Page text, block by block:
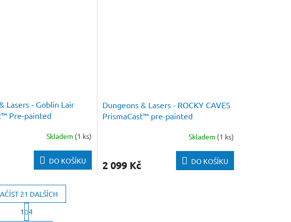
Lasers - Goblin Lair
Pre-painted
Skladem (1 ks)
DO KOŠÍKU
Dungeons & Lasers - ROCKY CAVES
PrismaCast™ pre-painted
Skladem (1 ks)
2 099 Kč DO KOŠÍKU
O
21 DALŠÍCH
S
t
1 4